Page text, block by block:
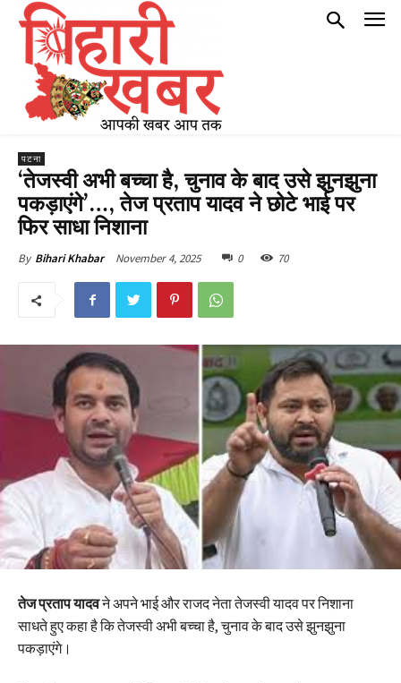
पटना
‘तेजस्वी अभी बच्चा है, चुनाव के बाद उसे झुनझुना
पकड़ाएंगे’…, तेज प्रताप यादव ने छोटे भाई पर
फिर साधा निशाना
By Bihari Khabar November 4, 2025 0 70
तेज प्रताप यादवने अपने भाई और राजद नेता तेजस्वी यादव पर निशाना
साधते हुए कहा है कि तेजस्वी अभी बच्चा है, चुनाव के बाद उसे झुनझुना
पकड़ाएंगे।